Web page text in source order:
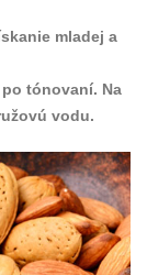
mladej a
tónovaní. Na
vodu.